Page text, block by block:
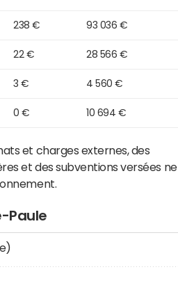
238 € 93 036 €
22 € 28 566 €
3 € 4 560 €
0 € 10 694 €
et charges externes, des
et des subventions versées ne
Paule